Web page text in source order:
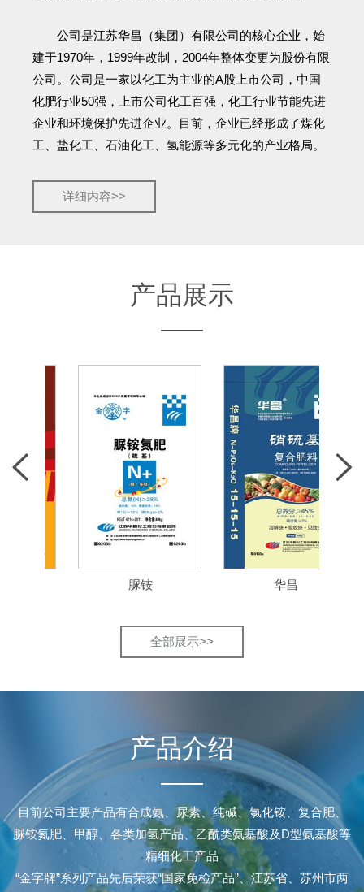
公司是江苏华昌（集团）有限公司的核心企业，始
建于1970年，1999年改制，2004年整体变更为股份有限
公司。公司是一家以化工为主业的A股上市公司，中国
化肥行业50强，上市公司化工百强，化工行业节能先进
企业和环境保护先进企业。目前，企业已经形成了煤化
工、盐化工、石油化工、氢能源等多元化的产业格局。
详细内容>>
产品展示
全部展示>>
产品介绍
目前公司主要产品有合成氨、尿素、纯碱、氯化铵、复合肥、
脲铵氮肥、甲醇、各类加氢产品、乙酰类氨基酸及D型氨基酸等
精细化工产品
“金字牌”系列产品先后荣获“国家免检产品”、江苏省、苏州市两